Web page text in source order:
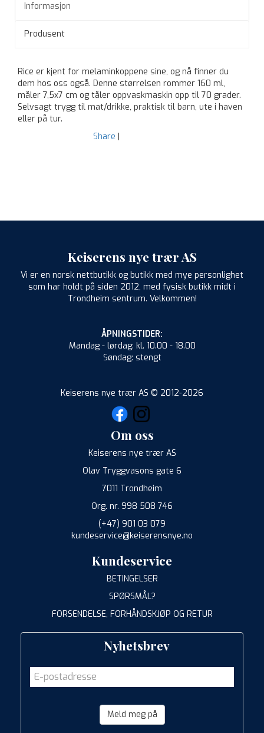
Informasjon
Produsent
Rice er kjent for melaminkoppene sine, og nå finner du
dem hos oss også. Denne størrelsen rommer 160 ml,
måler 7,5x7 cm og tåler oppvaskmaskin opp til 70 grader.
Selvsagt trygg til mat/drikke, praktisk til barn, ute i haven
eller på tur.
Share |
Keiserens nye trær AS
Vi er en norsk nettbutikk og butikk med mye personlighet
som har holdt på siden 2012, med fysisk butikk midt i
Trondheim sentrum. Velkommen!
ÅPNINGSTIDER:
Mandag - lørdag: kl. 10.00 - 18.00
Søndag: stengt
Keiserens nye trær AS © 2012-2026
Om oss
Keiserens nye trær AS
Olav Tryggvasons gate 6
7011 Trondheim
Org. nr. 998 508 746
(+47) 901 03 079
kundeservice@keiserensnye.no
Kundeservice
BETINGELSER
SPØRSMÅL?
FORSENDELSE, FORHÅNDSKJØP OG RETUR
Nyhetsbrev
Meld meg på